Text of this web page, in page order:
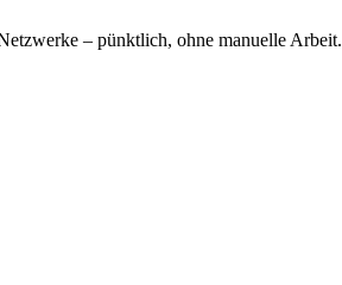
– pünktlich, ohne manuelle Arbeit.